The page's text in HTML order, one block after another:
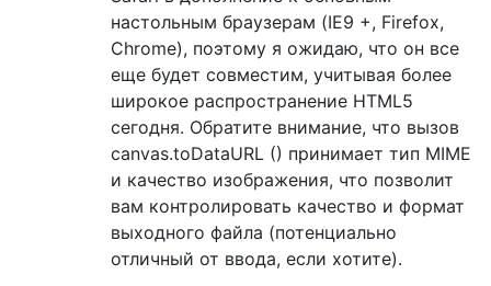
ImageUploader.prototype.
var halfCanvas = document.
canvas.width
    halfCanvas
height
    halfCanvas
.getContext('2d' ). drawImage
return halfCanvas;
};
настольным браузерам (IE9 +, Firefox,
Chrome), поэтому я ожидаю, что он все
еще будет совместим, учитывая более
широкое распространение HTML5
сегодня. Обратите внимание, что вызов
canvas.toDataURL () принимает тип MIME
и качество изображения, что позволит
вам контролировать качество и формат
выходного файла (потенциально
отличный от ввода, если хотите).